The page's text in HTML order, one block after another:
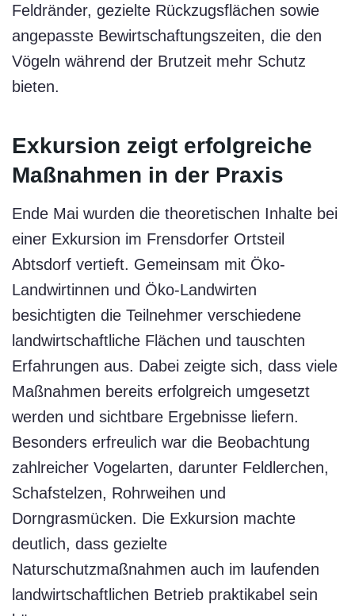
Feldränder, gezielte Rückzugsflächen sowie
angepasste Bewirtschaftungszeiten, die den
Vögeln während der Brutzeit mehr Schutz
bieten.
Exkursion zeigt erfolgreiche
Maßnahmen in der Praxis
Ende Mai wurden die theoretischen Inhalte bei
einer Exkursion im Frensdorfer Ortsteil
Abtsdorf vertieft. Gemeinsam mit Öko-
Landwirtinnen und Öko-Landwirten
besichtigten die Teilnehmer verschiedene
landwirtschaftliche Flächen und tauschten
Erfahrungen aus. Dabei zeigte sich, dass viele
Maßnahmen bereits erfolgreich umgesetzt
werden und sichtbare Ergebnisse liefern.
Besonders erfreulich war die Beobachtung
zahlreicher Vogelarten, darunter Feldlerchen,
Schafstelzen, Rohrweihen und
Dorngrasmücken. Die Exkursion machte
deutlich, dass gezielte
Naturschutzmaßnahmen auch im laufenden
landwirtschaftlichen Betrieb praktikabel sein